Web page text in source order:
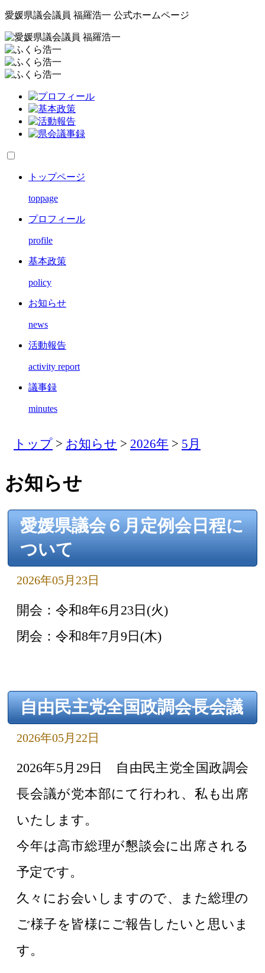
愛媛県議会議員 福羅浩一 公式ホームページ
トップページ
toppage
プロフィール
profile
基本政策
policy
お知らせ
news
活動報告
activity report
議事録
minutes
トップ > お知らせ > 2026年 > 5月
お知らせ
愛媛県議会６月定例会日程に
ついて
2026年05月23日
開会：令和8年6月23日(火)
閉会：令和8年7月9日(木)
自由民主党全国政調会長会議
2026年05月22日
2026年5月29日 自由民主党全国政調会
長会議が党本部にて行われ、私も出席
いたします。
今年は高市総理が懇談会に出席される
予定です。
久々にお会いしますので、また総理の
ご様子を皆様にご報告したいと思いま
す。